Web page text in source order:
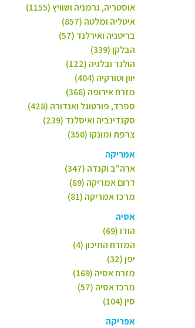
אוסטריה, גרמניה ושוויץ (1155)
איטליה ומלטה (857)
בריטניה ואירלנד (57)
הבלקן (339)
הולנד ובלגיה (122)
יוון וטורקיה (404)
מזרח אירופה (368)
ספרד, פורטוגל ואנדורה (428)
סקנדינביה ואיסלנד (239)
צרפת ומונקו (350)
אמריקה
ארה"ב וקנדה (347)
דרום אמריקה (89)
מרכז אמריקה (81)
אסיה
הודו (69)
המזרח התיכון (4)
יפן (32)
מזרח אסיה (169)
מרכז אסיה (57)
סין (104)
אפריקה